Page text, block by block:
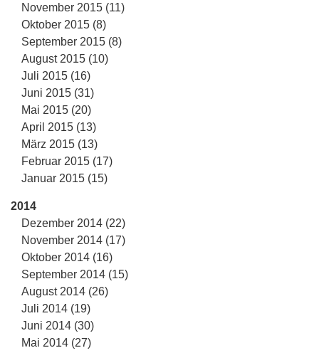
November 2015 (11)
Oktober 2015 (8)
September 2015 (8)
August 2015 (10)
Juli 2015 (16)
Juni 2015 (31)
Mai 2015 (20)
April 2015 (13)
März 2015 (13)
Februar 2015 (17)
Januar 2015 (15)
2014
Dezember 2014 (22)
November 2014 (17)
Oktober 2014 (16)
September 2014 (15)
August 2014 (26)
Juli 2014 (19)
Juni 2014 (30)
Mai 2014 (27)